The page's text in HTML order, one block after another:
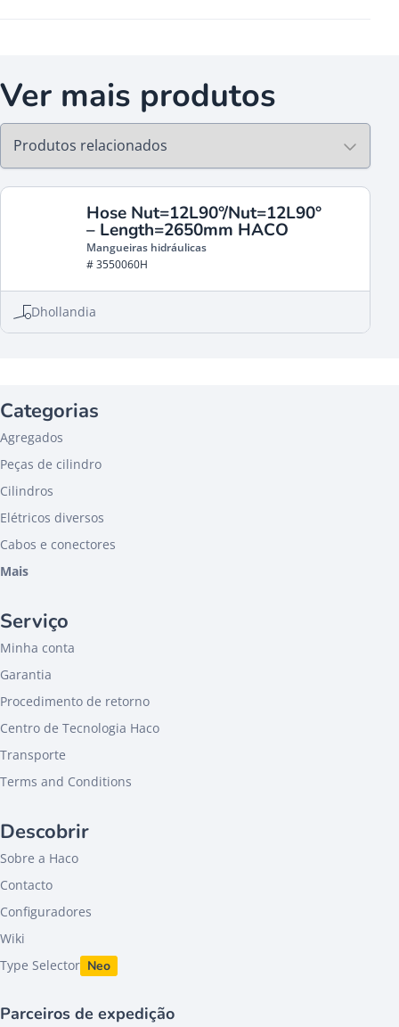
Ver mais produtos
Hose Nut=12L90°/Nut=12L90°
– Length=2650mm HACO
Mangueiras hidráulicas
# 3550060H
Dhollandia
Categorias
Agregados
Peças de cilindro
Cilindros
Elétricos diversos
Cabos e conectores
Mais
Serviço
Minha conta
Garantia
Procedimento de retorno
Centro de Tecnologia Haco
Transporte
Terms and Conditions
Descobrir
Sobre a Haco
Contacto
Configuradores
Wiki
Type Selector Neo
Parceiros de expedição